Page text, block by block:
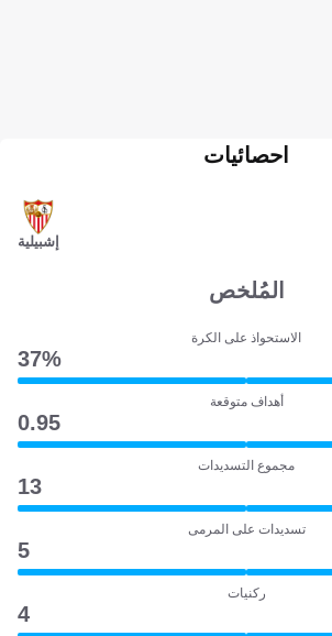
احصائيات
إشبيلية
المُلخص
الاستحواذ على الكرة
37‎%‎
أهداف متوقعة
0.95
مجموع التسديدات
13
تسديدات على المرمى
5
ركنيات
4